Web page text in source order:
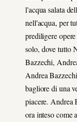
l'acqua salata
nell'acqua, per
prediligere
solo, dove tutto
Bazzechi,
Andrea
bagliore di una
piacere. Andrea
ora inteso come